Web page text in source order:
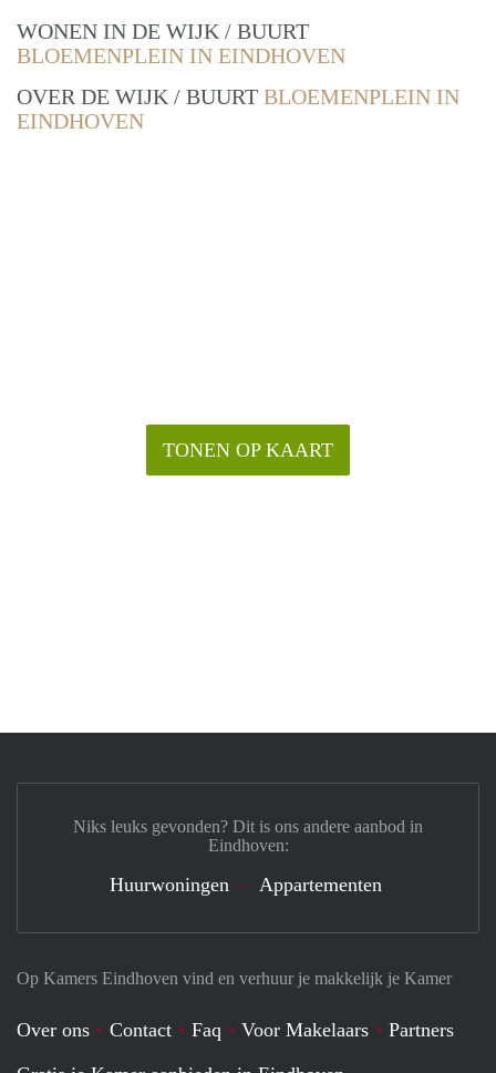
WONEN IN DE WIJK / BUURT
BLOEMENPLEIN IN EINDHOVEN
OVER DE WIJK / BUURT BLOEMENPLEIN IN
EINDHOVEN
TONEN OP KAART
Op Kamers Eindhoven vind en verhuur je makkelijk je Kamer
Over ons Contact Faq Voor Makelaars
Partners
Niks leuks gevonden? Dit is ons andere aanbod in
Eindhoven:
Huurwoningen Appartementen